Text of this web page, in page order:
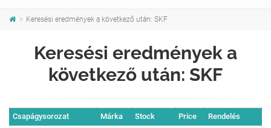
Keresési eredmények a következő után: SKF
Keresési eredmények a
következő után: SKF
Csapágysorozat Márka Stock Price Rendelés